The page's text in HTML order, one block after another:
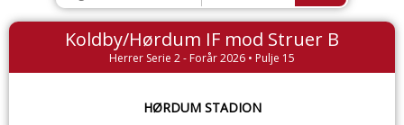
Koldby/Hørdum IF mod Struer B
Herrer Serie 2 - Forår 2026 • Pulje 15
HØRDUM STADION